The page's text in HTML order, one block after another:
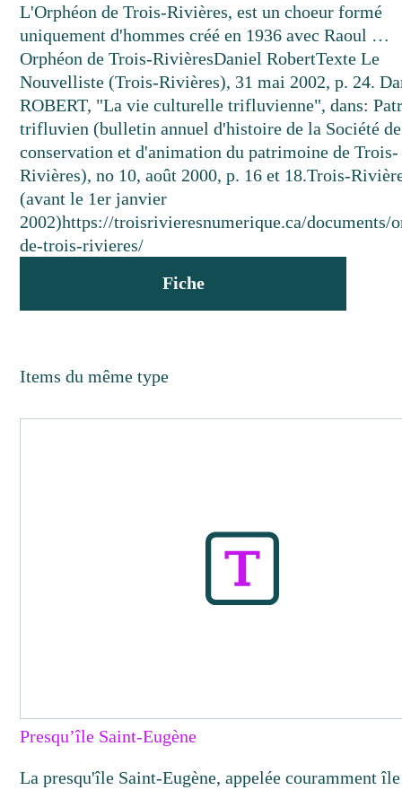
L'Orphéon de Trois-Rivières, est un choeur formé
uniquement d'hommes créé en 1936 avec Raoul …
Orphéon de Trois-RivièresDaniel RobertTexte Le
Nouvelliste (Trois-Rivières), 31 mai 2002, p. 24.
ROBERT, "La vie culturelle trifluvienne", dans:
trifluvien (bulletin annuel d'histoire de la Société de
conservation et d'animation du patrimoine de Trois-
Rivières), no 10, août 2000, p. 16 et 18.Trois-
(avant le 1er janvier
2002)https://troisrivieresnumerique.ca/documents/
de-trois-rivieres/
Fiche
Items du même type
Presqu’île Saint-Eugène
La presqu'île Saint-Eugène, appelée couramment